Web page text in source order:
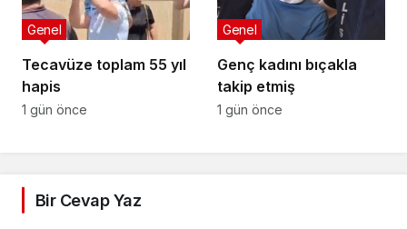
Tecavüze toplam 55 yıl
hapis
Genel
1 gün önce
Genç kadını bıçakla
takip etmiş
Genel
1 gün önce
Bir Cevap Yaz